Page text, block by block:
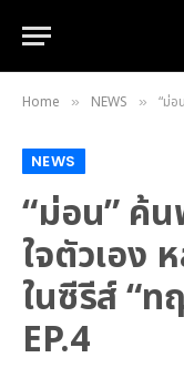
Home » NEWS » “ม่อน”
NEWS
“ม่อน” ค้
ใจตัวเอง
ในซีรีส์ “
EP.4